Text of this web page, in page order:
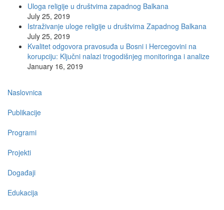
Uloga religije u društvima zapadnog Balkana
July 25, 2019
Istraživanje uloge religije u društvima Zapadnog Balkana
July 25, 2019
Kvalitet odgovora pravosuđa u Bosni i Hercegovini na
korupciju: Ključni nalazi trogodišnjeg monitoringa i analize
January 16, 2019
Main
navigation
Naslovnica
Publikacije
Programi
Projekti
Događaji
Edukacija